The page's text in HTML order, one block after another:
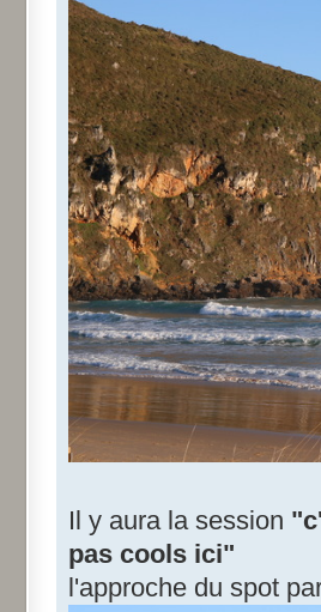
Il y aura la session
pas cools ici"
l'approche du spot